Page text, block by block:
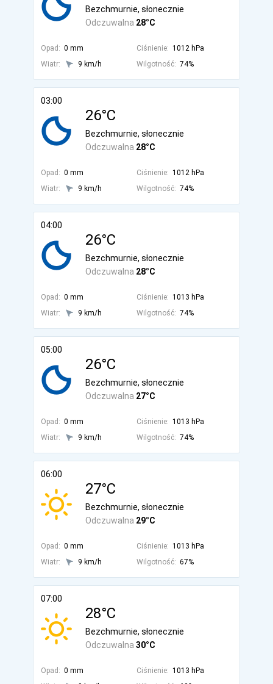
Odczuwalna 28°C
Bezchmurnie, słonecznie
Opad: 0 mm Ciśnienie: 1012 hPa
Wiatr:
9 km/h Wilgotność: 74%
03:00
26°C
Odczuwalna 28°C
Bezchmurnie, słonecznie
Opad: 0 mm Ciśnienie: 1012 hPa
Wiatr:
9 km/h Wilgotność: 74%
04:00
26°C
Odczuwalna 28°C
Bezchmurnie, słonecznie
Opad: 0 mm Ciśnienie: 1013 hPa
Wiatr:
9 km/h Wilgotność: 74%
05:00
26°C
Odczuwalna 27°C
Bezchmurnie, słonecznie
Opad: 0 mm Ciśnienie: 1013 hPa
Wiatr:
9 km/h Wilgotność: 74%
06:00
27°C
Odczuwalna 29°C
Bezchmurnie, słonecznie
Opad: 0 mm Ciśnienie: 1013 hPa
Wiatr:
9 km/h Wilgotność: 67%
07:00
28°C
Odczuwalna 30°C
Bezchmurnie, słonecznie
Opad: 0 mm Ciśnienie: 1013 hPa